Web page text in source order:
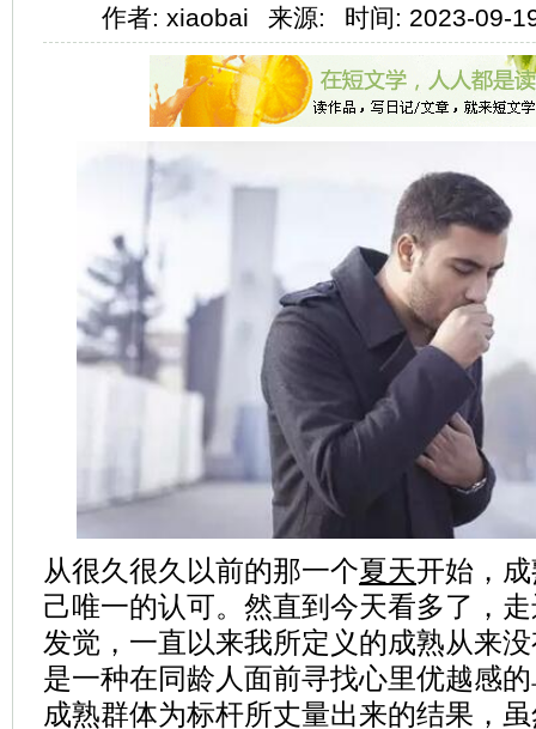
作者: xiaobai 来源: 时间: 2023-09-
从很久很久以前的那一个夏天开始，
己唯一的认可。然直到今天看多了，
发觉，一直以来我所定义的成熟从来
是一种在同龄人面前寻找心里优越感
成熟群体为标杆所丈量出来的结果，